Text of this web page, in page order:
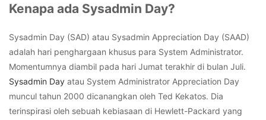
Kenapa ada Sysadmin Day?
Sysadmin Day (SAD) atau Sysadmin Appreciation Day (SAAD)
adalah hari penghargaan khusus para System Administrator.
Momentumnya diambil pada hari Jumat terakhir di bulan Juli.
Sysadmin Day atau System Administrator Appreciation Day
muncul tahun 2000 dicanangkan oleh Ted Kekatos. Dia
terinspirasi oleh sebuah kebiasaan di Hewlett-Packard yang